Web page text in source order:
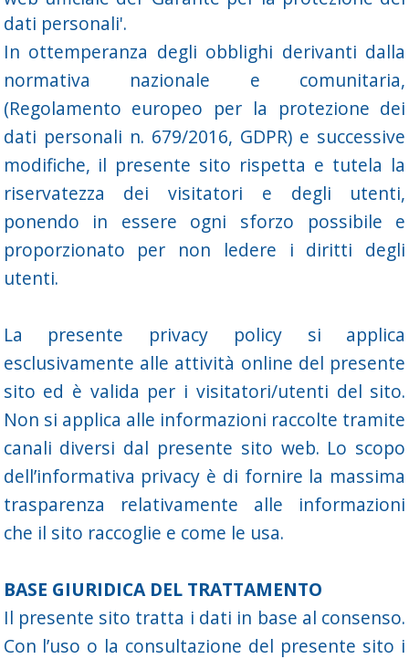
dati personali'.
In ottemperanza degli obblighi derivanti dalla
normativa nazionale e comunitaria,
(Regolamento europeo per la protezione dei
dati personali n. 679/2016, GDPR) e successive
modifiche, il presente sito rispetta e tutela la
riservatezza dei visitatori e degli utenti,
ponendo in essere ogni sforzo possibile e
proporzionato per non ledere i diritti degli
utenti.
La presente privacy policy si applica
esclusivamente alle attività online del presente
sito ed è valida per i visitatori/utenti del sito.
Non si applica alle informazioni raccolte tramite
canali diversi dal presente sito web. Lo scopo
dell’informativa privacy è di fornire la massima
trasparenza relativamente alle informazioni
che il sito raccoglie e come le usa.
BASE GIURIDICA DEL TRATTAMENTO
Il presente sito tratta i dati in base al consenso.
Con l’uso o la consultazione del presente sito i